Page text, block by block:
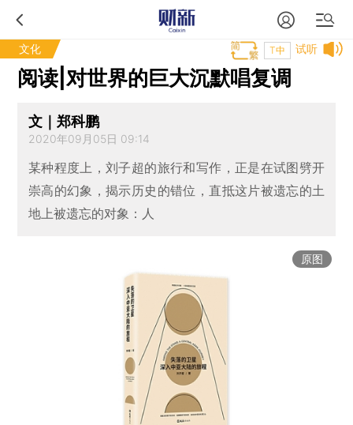
文化 试听
T中
阅读|对世界的巨大沉默唱复调
文｜郑科鹏
2020年09月05日 09:14
某种程度上，刘子超的旅行和写作，正是在试图劈开
崇高的幻象，揭示历史的错位，直抵这片被遗忘的土
地上被遗忘的对象：人
原图